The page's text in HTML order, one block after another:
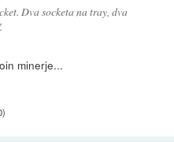
Dva socketa na tray, dva
minerje...
)